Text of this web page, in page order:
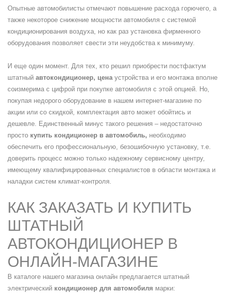
Опытные автомобилисты отмечают повышение расхода горючего, а
также некоторое снижение мощности автомобиля с системой
кондиционирования воздуха, но как раз установка фирменного
оборудования позволяет свести эти неудобства к минимуму.
И еще один момент. Для тех, кто решил приобрести постфактум
штатный автокондиционер, ценаустройства и его монтажа вполне
соизмерима с цифрой при покупке автомобиля с этой опцией. Но,
покупая недорого оборудование в нашем интернет-магазине по
акции или со скидкой, комплектация авто может обойтись и
дешевле. Единственный минус такого решения – недостаточно
просто купить кондиционер в автомобиль, необходимо
обеспечить его профессиональную, безошибочную установку, т.е.
доверить процесс можно только надежному сервисному центру,
имеющему квалифицированных специалистов в области монтажа и
наладки систем климат-контроля.
КАК ЗАКАЗАТЬ И КУПИТЬ
ШТАТНЫЙ
АВТОКОНДИЦИОНЕР В
ОНЛАЙН-МАГАЗИНЕ
В каталоге нашего магазина онлайн предлагается штатный
электрический кондиционер для автомобиля марки: